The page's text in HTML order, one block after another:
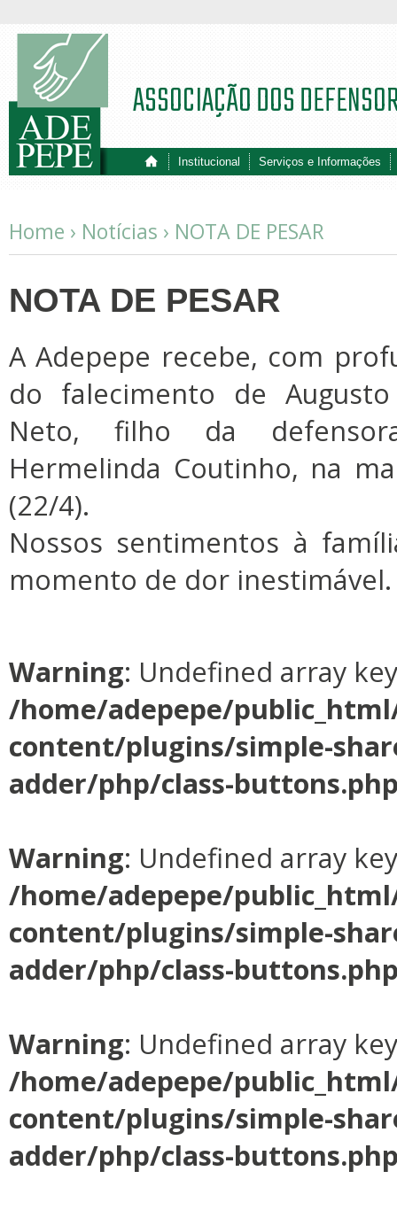
Institucional Serviços e Informações
ASSOCIAÇÃO DOS
Home › Notícias › NOTA DE PESAR
NOTA DE PESAR
A Adepepe recebe, com
do falecimento de
Neto, filho da
Hermelinda Coutinho, na
(22/4).
Nossos sentimentos à
momento de dor inestimável.
Warning: Undefined array
/home/adepepe/
content/plugins/simple-
adder/php/class-
Warning: Undefined array
/home/adepepe/
content/plugins/simple-
adder/php/class-
Warning: Undefined array
/home/adepepe/
content/plugins/simple-
adder/php/class-